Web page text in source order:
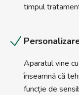
timpul
Aparatul vine
înseamnă că
funcție de